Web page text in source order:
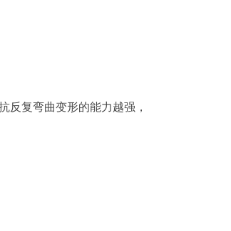
反复弯曲变形的能力越强，